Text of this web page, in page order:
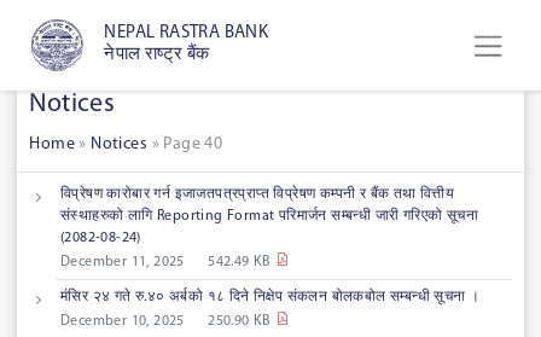
NEPAL RASTRA BANK
नेपाल राष्ट्र बैंक
Notices
Home » Notices » Page 40
विप्रेषण कारोबार गर्न इजाजतपत्रप्राप्त विप्रेषण कम्पनी र बैंक तथा वित्तीय
संस्थाहरुको लागि Reporting Format परिमार्जन सम्बन्धी जारी गरिएको सूचना
‍‌(2082-08-24)
December 11, 2025
542.49 KB
मंसिर २४ गते रु.४० अर्बको १८ दिने निक्षेप संकलन बोलकबोल सम्बन्धी सूचना ।
December 10, 2025
250.90 KB